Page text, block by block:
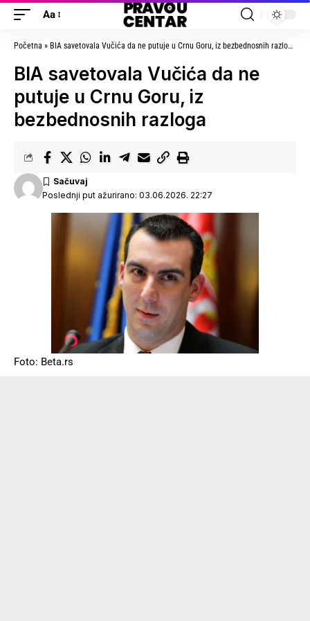
Aa
Početna » BIA savetovala Vučića da ne putuje u Crnu Goru, iz bezbednosnih razloga
BIA savetovala Vučića da ne
putuje u Crnu Goru, iz
bezbednosnih razloga
Poslednji put ažurirano: 03.06.2026. 22:27
Foto: Beta.rs